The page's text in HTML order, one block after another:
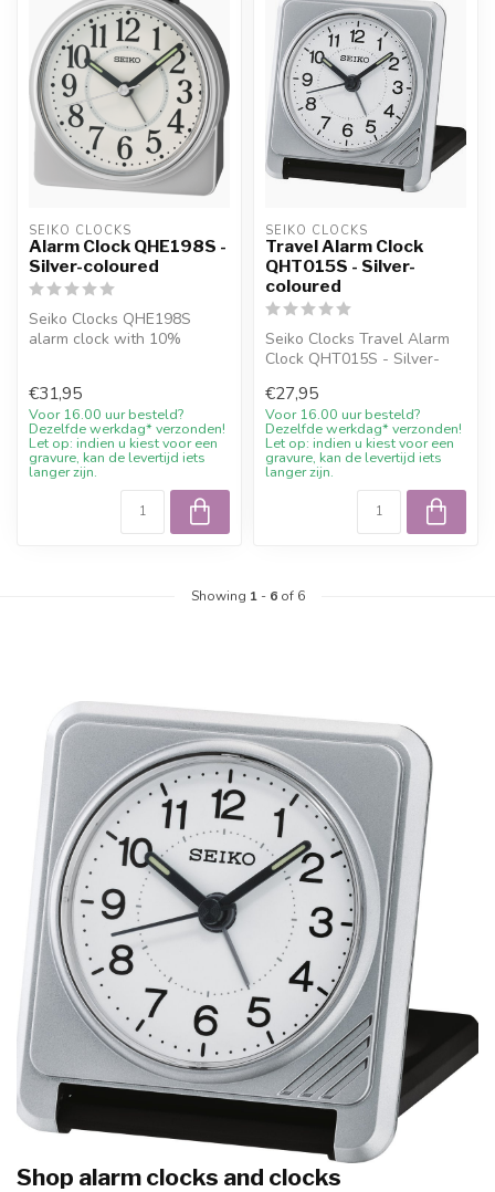
SEIKO CLOCKS
Alarm Clock QHE198S -
Silver-coloured
Seiko Clocks QHE198S
alarm clock with 10%
€31,95
Voor 16.00 uur besteld?
Dezelfde werkdag* verzonden!
Let op: indien u kiest voor een
gravure, kan de levertijd iets
langer zijn.
SEIKO CLOCKS
Travel Alarm Clock
QHT015S - Silver-
coloured
Seiko Clocks Travel Alarm
Clock QHT015S - Silver-
welcome disco...
€27,95
Voor 16.00 uur besteld?
Dezelfde werkdag* verzonden!
Let op: indien u kiest voor een
gravure, kan de levertijd iets
langer zijn.
Showing 1- 6of 6
Shop alarm clocks and clocks